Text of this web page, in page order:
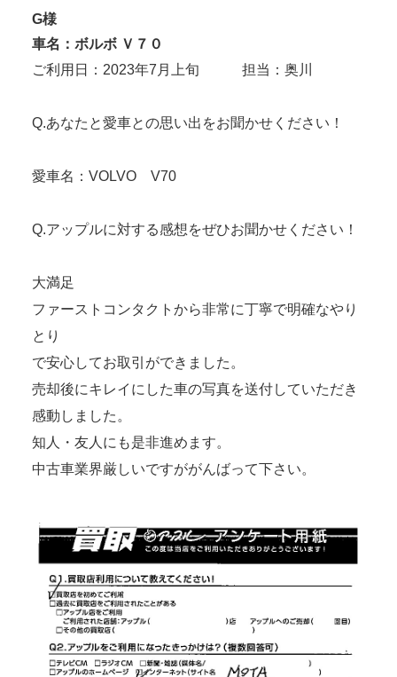
G様
車名：ボルボ Ｖ７０
ご利用日：2023年7月上旬 担当：奥川
Q.あなたと愛車との思い出をお聞かせください！
愛車名：VOLVO V70
Q.アップルに対する感想をぜひお聞かせください！
大満足
ファーストコンタクトから非常に丁寧で明確なやり
とり
で安心してお取引ができました。
売却後にキレイにした車の写真を送付していただき
感動しました。
知人・友人にも是非進めます。
中古車業界厳しいですががんばって下さい。